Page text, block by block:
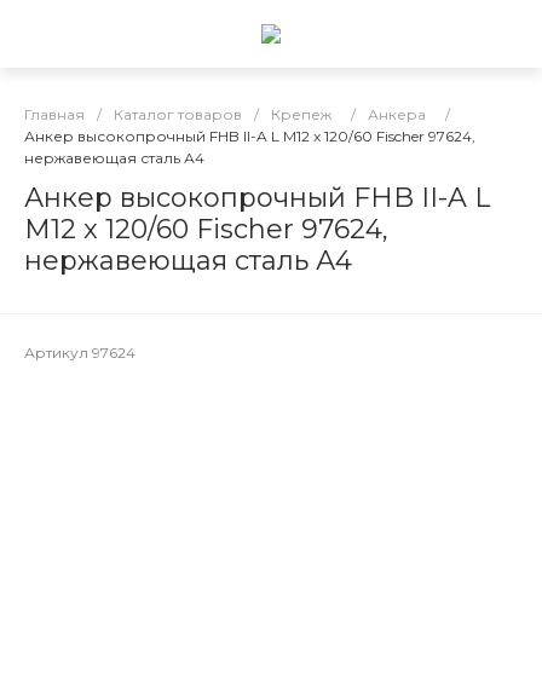
Главная / Каталог товаров / Крепеж / Анкера
/
Анкер высокопрочный FHB II-A L M12 x 120/60 Fischer 97624,
нержавеющая сталь А4
Анкер высокопрочный FHB II-A L
M12 x 120/60 Fischer 97624,
нержавеющая сталь А4
Артикул 97624